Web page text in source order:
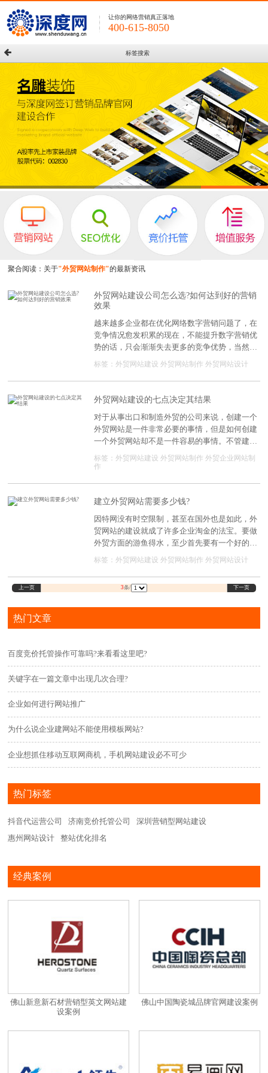
让你的网络营销真正落地
400-615-8050
标签搜索
聚合阅读：关于"外贸网站制作"的最新资讯
外贸网站建设公司怎么选?如何达到好的营销
效果
越来越多企业都在优化网络数字营销问题了，在
竞争情况愈发积累的现在，不能提升数字营销优
势的话，只会渐渐失去更多的竞争优势，当然会
引起更多企业的关注。应该怎么做呢?尽快与专
面就会提到关于外贸网站建设公司哪些好的相关
内容。
标签： 外贸网站建设 外贸网站制作 外贸网站设计
外贸网站建设的七点决定其结果
对于从事出口和制造外贸的公司来说，创建一个
外贸网站是一件非常必要的事情，但是如何创建
一个外贸网站却不是一件容易的事情。不管建哪
个网站，大家要应对的用户群体首先要考虑浏览
需求，外贸网站的建设可以从以下几个方面考
标签： 外贸网站建设 外贸网站制作 外贸企业网站制
作
建立外贸网站需要多少钱?
因特网没有时空限制，甚至在国外也是如此，外
贸网站的建设就成了许多企业淘金的法宝。要做
外贸方面的游鱼得水，至少首先要有一个好的外
贸网站，对于任何一个外贸公司来说，建立外贸
标签： 外贸网站建设 外贸网站制作 外贸网站设计
上一页 3条/ 下一页
热门文章
百度竞价托管操作可靠吗?来看看这里吧?
关键字在一篇文章中出现几次合理?
企业如何进行网站推广
为什么说企业建网站不能使用模板网站?
企业想抓住移动互联网商机，手机网站建设必不可少
热门标签
抖音代运营公司 济南竞价托管公司
深圳营销型网站建设
惠州网站设计
整站优化排名
经典案例
佛山新意新石材营销型英文网站建
设案例
佛山中国陶瓷城品牌官网建设案例